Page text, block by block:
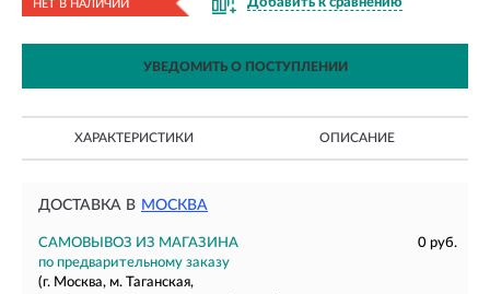
НЕТ В НАЛИЧИИ
УВЕДОМИТЬ О ПОСТУПЛЕНИИ
ХАРАКТЕРИСТИКИ ОПИСАНИЕ
ДОСТАВКА В МОСКВА
САМОВЫВОЗ ИЗ МАГАЗИНА
0 руб.
по предварительному заказу
(г. Москва, м. Таганская,